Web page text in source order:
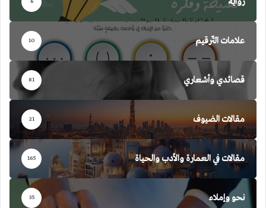
6
علامات التّرقيم 10
قصائدي وأشعاري 81
مقالات الضيوف 21
مقالات في العمارة والأدب والحياة 165
نحو وإملاء 35